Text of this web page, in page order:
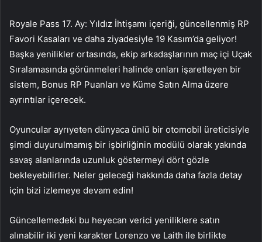
Royale Pass 17. Ay: Yıldız İhtişamı içeriği, güncellenmiş RP
Favori Kasaları ve daha ziyadesiyle 19 Kasım’da geliyor!
Başka yenilikler ortasında, ekip arkadaşlarının maç içi Uçak
Sıralamasında görünmeleri halinde onları işaretleyen bir
sistem, Bonus RP Puanları ve Küme Satın Alma üzere
ayrıntılar içerecek.
Oyuncular ayrıyeten dünyaca ünlü bir otomobil üreticisiyle
şimdi duyurulmamış bir işbirliğinin modülü olarak yakında
savaş alanlarında uzunluk göstermeyi dört gözle
bekleyebilirler. Neler geleceği hakkında daha fazla detay
için bizi izlemeye devam edin!
Güncellemedeki bu heyecan verici yeniliklere satın
alınabilir iki yeni karakter Lorenzo ve Laith ile birlikte